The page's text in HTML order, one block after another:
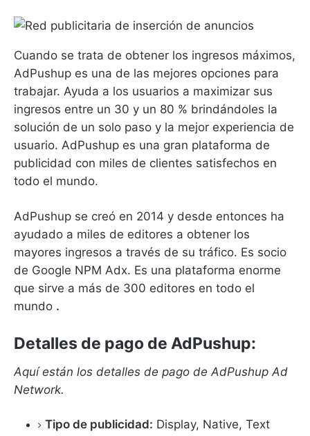
Cuando se trata de obtener los ingresos máximos,
AdPushup es una de las mejores opciones para
trabajar. Ayuda a los usuarios a maximizar sus
ingresos entre un 30 y un 80 % brindándoles la
solución de un solo paso y la mejor experiencia de
usuario. AdPushup es una gran plataforma de
publicidad con miles de clientes satisfechos en
todo el mundo.
AdPushup se creó en 2014 y desde entonces ha
ayudado a miles de editores a obtener los
mayores ingresos a través de su tráfico. Es socio
de Google NPM Adx. Es una plataforma enorme
que sirve a más de 300 editores en todo el
mundo .
Detalles de pago de AdPushup:
Aquí están los detalles de pago de AdPushup Ad
Network.
Tipo de publicidad: Display, Native, Text